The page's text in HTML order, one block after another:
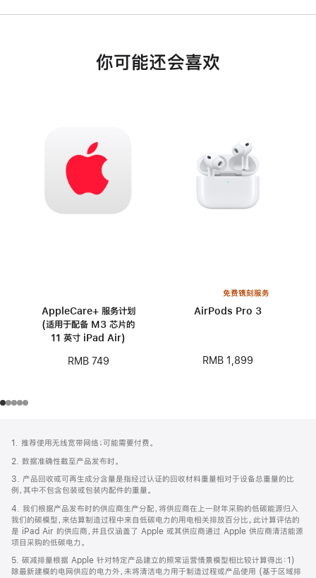
你可能还会喜欢
AppleCare+ 服务计划
(适用于配备 M3 芯片的
11 英寸 iPad Air)
RMB 749
免费镌刻服务
AirPods Pro 3
RMB 1,899
页
页
脚
注
1. 推荐使用无线宽带网络；可能需要付费。
2. 数据准确性截至产品发布时。
3. 产品回收或可再生成分含量是指经过认证的回收材料重量相对于设备总重量的比
例，其中不包含包装或包装内配件的重量。
4. 我们根据产品发布时的供应商生产分配，将供应商在上一财年采购的低碳能源归入
我们的碳模型，来估算制造过程中来自低碳电力的用电相关排放百分比。此计算评估的
是 iPad Air 的供应商，并且仅涵盖了 Apple 或其供应商通过 Apple 供应商清洁能源
项目采购的低碳电力。
5. 碳减排量根据 Apple 针对特定产品建立的照常运营情景模型相比较计算得出：1)
除最新建模的电网供应的电力外，未将清洁电力用于制造过程或产品使用 (基于区域排